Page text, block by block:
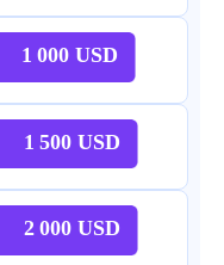
1 000
1 500
2 000